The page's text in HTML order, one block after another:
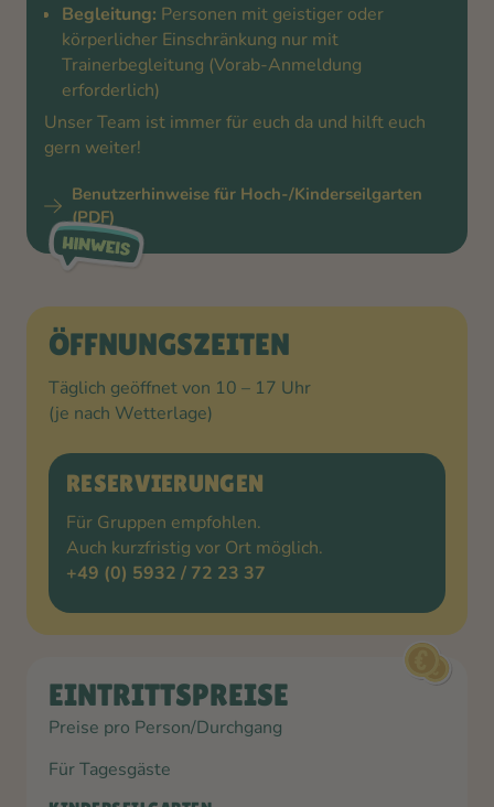
Begleitung: Personen mit geistiger oder
körperlicher Einschränkung nur mit
Trainerbegleitung (Vorab-Anmeldung
erforderlich)
Unser Team ist immer für euch da und hilft euch
gern weiter!
Benutzerhinweise für Hoch-/Kinderseilgarten
(PDF)
ÖFFNUNGSZEITEN
Täglich geöffnet von 10 – 17 Uhr
(je nach Wetterlage)
RESERVIERUNGEN
Für Gruppen empfohlen.
Auch kurzfristig vor Ort möglich.
+49 (0) 5932 / 72 23 37
EINTRITTSPREISE
Preise pro Person/Durchgang
Für Tagesgäste